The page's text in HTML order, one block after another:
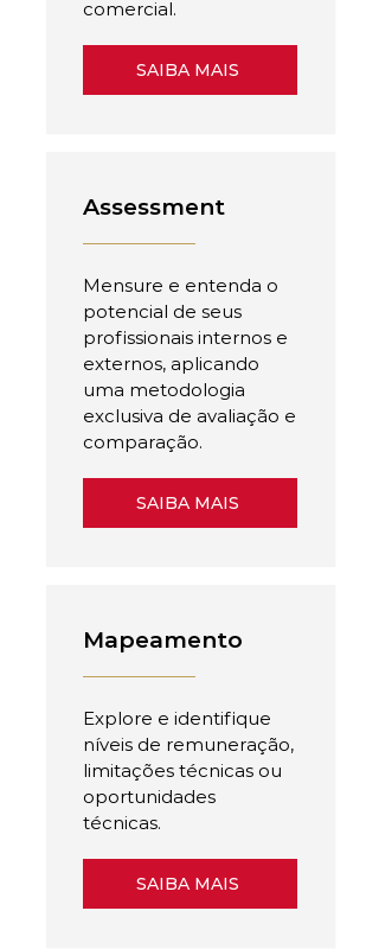
comercial.
SAIBA MAIS
Assessment
Mensure e entenda o
potencial de seus
profissionais internos e
externos, aplicando
uma metodologia
exclusiva de avaliação e
comparação.
SAIBA MAIS
Mapeamento
Explore e identifique
níveis de remuneração,
limitações técnicas ou
oportunidades
técnicas.
SAIBA MAIS